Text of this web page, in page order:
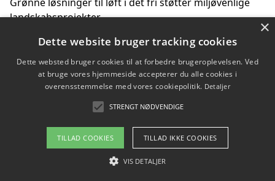
landskabsprojekter
Gør haven til et frirum for familien og naturen
Copyright 2026 - Pilanto Aps
Om / kontakt
Blog Betingelser
×
Dette website bruger tracking cookies
Dette websted bruger cookies til at forbedre brugeroplevelsen. Ved
at bruge vores hjemmeside accepterer du alle cookies i
overensstemmelse med vores cookiepolitik. Detaljer
STRENGT NØDVENDIGE
TILLAD COOKIES TILLAD IKKE COOKIES
VIS DETALJER